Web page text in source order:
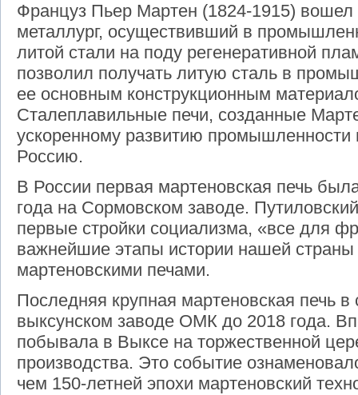
Француз Пьер Мартен (1824-1915) вошел
металлург, осуществивший в
литой стали на поду регенеративной
позволил получать литую сталь в
ее основным конструкционным
Сталеплавильные печи, созданные
ускоренному развитию
Россию.
В России первая мартеновская печь
года на Сормовском заводе.
первые стройки социализма, «все для
важнейшие этапы истории нашей страны
мартеновскими печами.
Последняя крупная мартеновская печь в
выксунском заводе ОМК до 2018 года.
побывала в Выксе на торжественной
производства. Это событие
чем 150-летней эпохи мартеновский